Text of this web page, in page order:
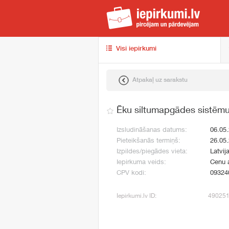
Visi iepirkumi
Atpakaļ uz sarakstu
Ēku siltumapgādes
Izsludināšanas datums:
Pieteikšanās termiņš:
Izpildes/piegādes vieta:
Latvija
Iepirkuma veids:
Cenu
CPV kodi:
Iepirkumi.lv ID: